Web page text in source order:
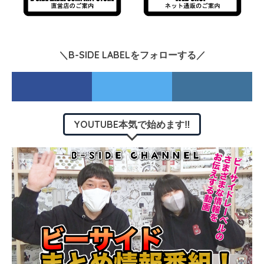
＼B-SIDE LABELをフォローする／
YOUTUBE本気で始めます‼︎